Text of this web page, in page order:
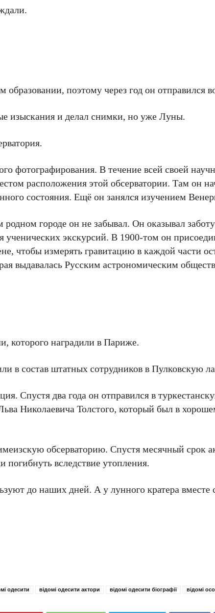
образовании, поэтому через год он отправился
изыскания и делал снимки, но уже Луны.
фотографирования. В течение всей своей
расположения этой обсерватории. Там он
состояния. Ещё он занялся изучением
городе он не забывал. Он оказывал
ученических экскурсий. В 1900-том он
чтобы измерять гравитацию в каждой части
выдавалась Русским астрономическим
которого наградили в Париже.
в состав штатных сотрудников в Пулковскую
Спустя два года он отправился в
Николаевича Толстого, который был в
обсерваторию. Спустя месячный срок
погибнуть вследствие утопления.
до наших дней. А у лунного кратера
одесити відомі одесити актори відомі одесити біографії відомі